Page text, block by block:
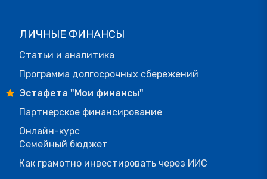
ЛИЧНЫЕ ФИНАНСЫ
Статьи и аналитика
Программа долгосрочных сбережений
Эстафета "Мои финансы"
Партнерское финансирование
Онлайн-курс
Семейный бюджет
Как грамотно инвестировать через ИИС